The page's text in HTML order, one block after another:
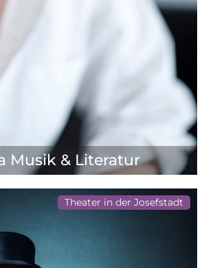
Musik & Literatur
Theater in der Josefstadt